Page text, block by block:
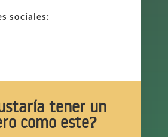
sociales:
tener un
como este?